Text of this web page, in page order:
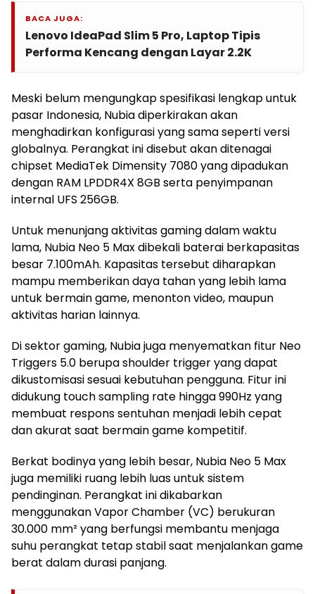
BACA JUGA:
Lenovo IdeaPad Slim 5 Pro, Laptop Tipis
Performa Kencang dengan Layar 2.2K
Meski belum mengungkap spesifikasi lengkap untuk
pasar Indonesia, Nubia diperkirakan akan
menghadirkan konfigurasi yang sama seperti versi
globalnya. Perangkat ini disebut akan ditenagai
chipset MediaTek Dimensity 7080 yang dipadukan
dengan RAM LPDDR4X 8GB serta penyimpanan
internal UFS 256GB.
Untuk menunjang aktivitas gaming dalam waktu
lama, Nubia Neo 5 Max dibekali baterai berkapasitas
besar 7.100mAh. Kapasitas tersebut diharapkan
mampu memberikan daya tahan yang lebih lama
untuk bermain game, menonton video, maupun
aktivitas harian lainnya.
Di sektor gaming, Nubia juga menyematkan fitur Neo
Triggers 5.0 berupa shoulder trigger yang dapat
dikustomisasi sesuai kebutuhan pengguna. Fitur ini
didukung touch sampling rate hingga 990Hz yang
membuat respons sentuhan menjadi lebih cepat
dan akurat saat bermain game kompetitif.
Berkat bodinya yang lebih besar, Nubia Neo 5 Max
juga memiliki ruang lebih luas untuk sistem
pendinginan. Perangkat ini dikabarkan
menggunakan Vapor Chamber (VC) berukuran
30.000 mm² yang berfungsi membantu menjaga
suhu perangkat tetap stabil saat menjalankan game
berat dalam durasi panjang.